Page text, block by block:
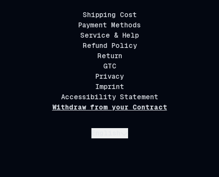
Shipping Cost
Payment Methods
Service & Help
Refund Policy
Return
GTC
Privacy
Imprint
Accessibility Statement
Withdraw from your Contract